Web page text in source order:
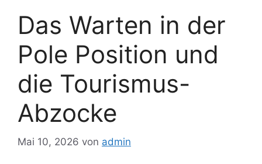
Das Warten in der
Pole Position und
die Tourismus-
Abzocke
Mai 10, 2026 von admin